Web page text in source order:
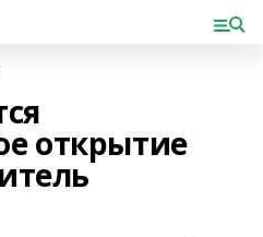
открытие